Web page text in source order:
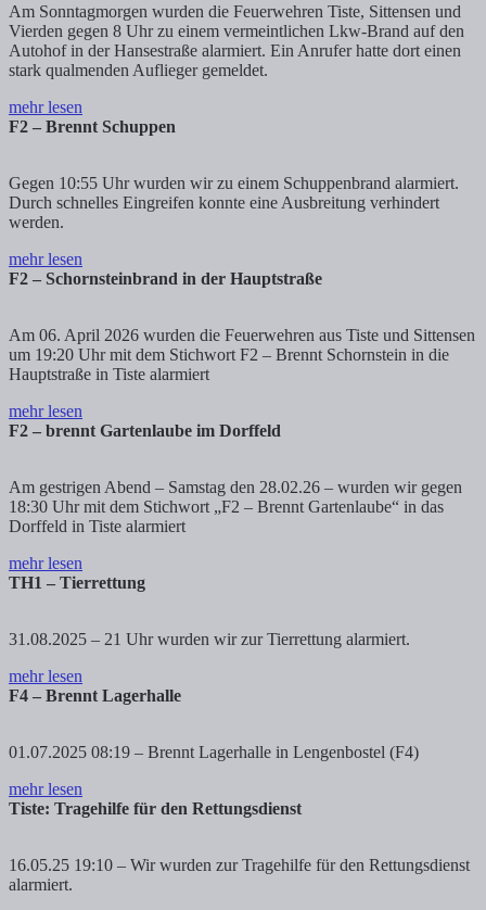
Am Sonntagmorgen wurden die Feuerwehren Tiste, Sittensen und
Vierden gegen 8 Uhr zu einem vermeintlichen Lkw-Brand auf den
Autohof in der Hansestraße alarmiert. Ein Anrufer hatte dort einen
stark qualmenden Auflieger gemeldet.
mehr lesen
F2 – Brennt Schuppen
Gegen 10:55 Uhr wurden wir zu einem Schuppenbrand alarmiert.
Durch schnelles Eingreifen konnte eine Ausbreitung verhindert
werden.
mehr lesen
F2 – Schornsteinbrand in der Hauptstraße
Am 06. April 2026 wurden die Feuerwehren aus Tiste und Sittensen
um 19:20 Uhr mit dem Stichwort F2 – Brennt Schornstein in die
Hauptstraße in Tiste alarmiert
mehr lesen
F2 – brennt Gartenlaube im Dorffeld
Am gestrigen Abend – Samstag den 28.02.26 – wurden wir gegen
18:30 Uhr mit dem Stichwort „F2 – Brennt Gartenlaube“ in das
Dorffeld in Tiste alarmiert
mehr lesen
TH1 – Tierrettung
31.08.2025 – 21 Uhr wurden wir zur Tierrettung alarmiert.
mehr lesen
F4 – Brennt Lagerhalle
01.07.2025 08:19 – Brennt Lagerhalle in Lengenbostel (F4)
mehr lesen
Tiste: Tragehilfe für den Rettungsdienst
16.05.25 19:10 – Wir wurden zur Tragehilfe für den Rettungsdienst
alarmiert.